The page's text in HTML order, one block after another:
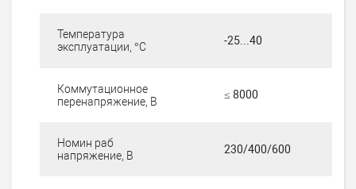
Температура
эксплуатации, °C
-25...40
Коммутационное
перенапряжение, В
≤ 8000
Номин раб
напряжение, В
230/400/600